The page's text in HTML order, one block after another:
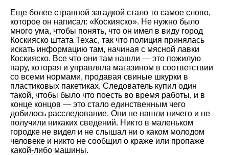
Еще более странной загадкой стало то самое слово,
которое он написал: «Коскияско». Не нужно было
много ума, чтобы понять, что он имел в виду город
Коскияско штата Техас, так что полиция принялась
искать информацию там, начиная с мясной лавки
Коскияско. Все что они там нашли — это пожилую
пару, которая и управляла магазином в соответствии
со всеми нормами, продавая свиные шкурки в
пластиковых пакетиках. Следователь купил один
такой, чтобы было что поесть во время работы, и в
конце концов — это стало единственным чего
добилось расследование. Они не нашли ничего и не
получили никаких сведений. Никто в маленьком
городке не видел и не слышал ни о каком молодом
человеке и никто не сообщил о краже или пропаже
какой-либо машины.